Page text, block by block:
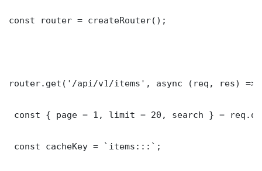
const router = createRouter();
router.get('/api/v1/items', async (req, res) =>
const { page = 1, limit = 20, search } =
const cacheKey = `items:::`;